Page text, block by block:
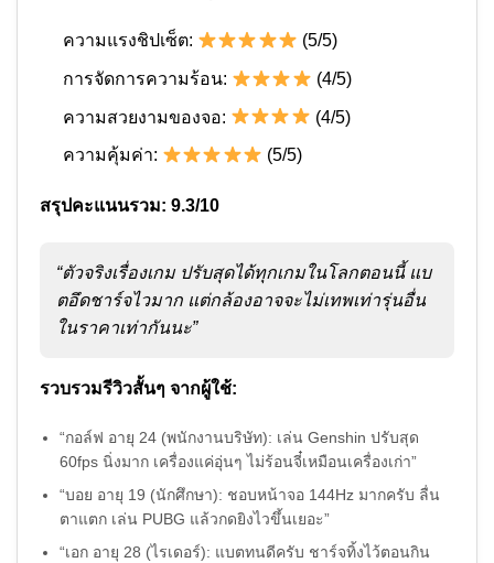
ความแรงชิปเซ็ต: (5/5)
การจัดการความร้อน: (4/5)
ความสวยงามของจอ: (4/5)
ความคุ้มค่า: (5/5)
สรุปคะแนนรวม: 9.3/10
“ตัวจริงเรื่องเกม ปรับสุดได้ทุกเกมในโลกตอนนี้ แบ
ตอึดชาร์จไวมาก แต่กล้องอาจจะไม่เทพเท่ารุ่นอื่น
ในราคาเท่ากันนะ”
รวบรวมรีวิวสั้นๆ จากผู้ใช้:
“กอล์ฟ อายุ 24 (พนักงานบริษัท): เล่น Genshin ปรับสุด
60fps นิ่งมาก เครื่องแค่อุ่นๆ ไม่ร้อนจี๋เหมือนเครื่องเก่า”
“บอย อายุ 19 (นักศึกษา): ชอบหน้าจอ 144Hz มากครับ ลื่น
ตาแตก เล่น PUBG แล้วกดยิงไวขึ้นเยอะ”
“เอก อายุ 28 (ไรเดอร์): แบตทนดีครับ ชาร์จทิ้งไว้ตอนกิน